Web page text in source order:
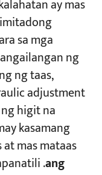
ay mas
sa mga
ng
ng taas,
adjustment
higit na
kasamang
mas mataas
.​ang